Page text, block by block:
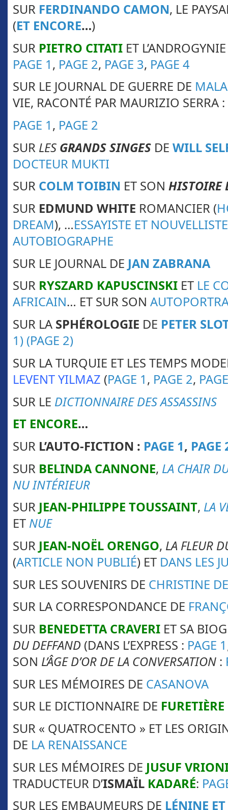
SUR FERDINANDO CAMON, LE
(ET ENCORE…)
SUR PIETRO CITATI ET
PAGE 1, PAGE 2, PAGE 3, PAGE 4
SUR LE JOURNAL DE GUERRE DE
VIE, RACONTÉ PAR MAURIZIO SERRA :
PAGE 1, PAGE 2
SUR LES GRANDS SINGES DE WILL
DOCTEUR MUKTI
SUR COLM TOIBIN ET SON HISTOIRE
SUR EDMUND WHITE ROMANCIER (
DREAM), …ESSAYISTE ET NOUVELLISTE
AUTOBIOGRAPHE
SUR LE JOURNAL DE JAN ZABRANA
SUR RYSZARD KAPUSCINSKI ET LE
AFRICAIN… ET SUR SON
SUR LA SPHÉROLOGIE DE PETER
1) (PAGE 2)
SUR LA TURQUIE ET LES TEMPS
LEVENT YILMAZ (PAGE 1, PAGE 2,
SUR LE DICTIONNAIRE DES ASSASSINS
ET ENCORE…
SUR L’AUTO-FICTION : PAGE 1, PAGE
SUR BELINDA CANNONE, LA CHAIR
NU INTÉRIEUR
SUR JEAN-PHILIPPE TOUSSAINT, LA
ET NUE
SUR JEAN-NOËL ORENGO, LA FLEUR
(ARTICLE NON PUBLIÉ) ET DANS LES
SUR LES SOUVENIRS DE CHRISTINE
SUR LA CORRESPONDANCE DE
SUR BENEDETTA CRAVERI ET SA
DU DEFFAND (DANS L’EXPRESS : PAGE 1
SON L’ÂGE D’OR DE LA CONVERSATION :
SUR LES MÉMOIRES DE CASANOVA
SUR LE DICTIONNAIRE DE FURETIÈRE
SUR « QUATROCENTO » ET LES
DE LA RENAISSANCE
SUR LES MÉMOIRES DE JUSUF
TRADUCTEUR D’ISMAÏL KADARÉ:
SUR LES EMBAUMEURS DE LÉNINE